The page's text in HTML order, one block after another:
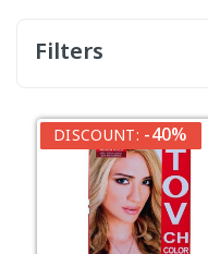
Filters
DISCOUNT: -40%